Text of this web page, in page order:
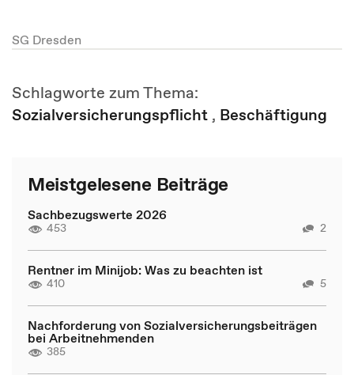
SG Dresden
Schlagworte zum Thema:
Sozialversicherungspflicht , Beschäftigung
Meistgelesene Beiträge
Sachbezugswerte 2026
453 2
Rentner im Minijob: Was zu beachten ist
410 5
Nachforderung von Sozialversicherungsbeiträgen
bei Arbeitnehmenden
385